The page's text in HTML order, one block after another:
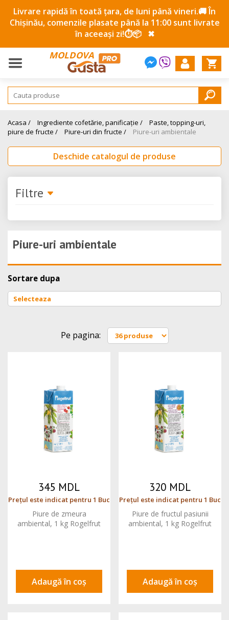
Livrare rapidă în toată țara, de luni până vineri.🚚 În
Chișinău, comenzile plasate până la 11:00 sunt livrate
în aceeași zi!⏱️📦 ✖
MOLDOVA
Acasa / Ingrediente cofetărie, panificație /
Paste, topping-uri,
piure de fructe /
Piure-uri din fructe / Piure-uri ambientale
Deschide catalogul de produse
Filtre
Piure-uri ambientale
Sortare dupa
Pe pagina:
345 MDL
Prețul este indicat pentru 1 Buc
Piure de zmeura
ambiental, 1 kg Rogelfrut
Adaugă în coș
320 MDL
Prețul este indicat pentru 1 Buc
Piure de fructul pasiunii
ambiental, 1 kg Rogelfrut
Adaugă în coș